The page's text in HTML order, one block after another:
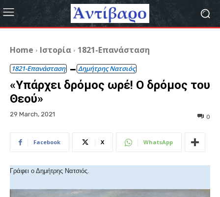
Home Ιστορία 1821-Επανάσταση
1821-Επανάσταση Δημήτρης Νατσιός
«Υπάρχει δρόμος ωρέ! Ο δρόμος του
Θεού»
29 March, 2021 0
Facebook X WhatsApp
Γράφει ο Δημήτρης Νατσιός.